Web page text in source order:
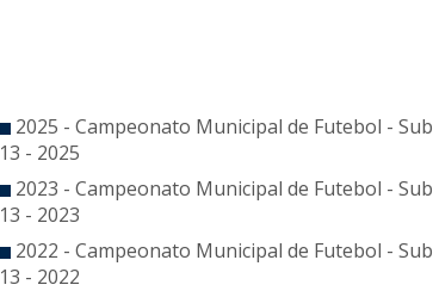
2025 - Campeonato Municipal de Futebol - Sub
13 - 2025
2023 - Campeonato Municipal de Futebol - Sub
13 - 2023
2022 - Campeonato Municipal de Futebol - Sub
13 - 2022